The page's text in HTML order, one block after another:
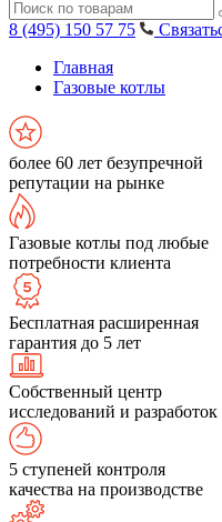
8 (495) 150 57 75
Главная
Газовые котлы
более 60 лет безупречной
репутации на рынке
Газовые котлы под любые
потребности клиента
Бесплатная расширенная
гарантия до 5 лет
Собственный центр
исследований и разработок
5 ступеней контроля
качества на производстве